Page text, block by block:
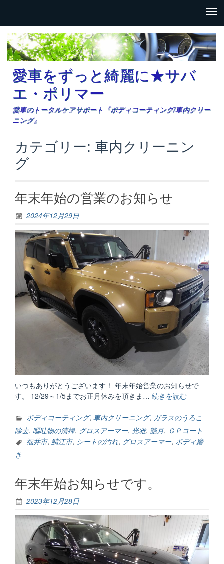
愛車をずっと綺麗に★サバ
エ・ポリマー
愛車のトータルケアサポート『ボディコーティング/車内クリー
ニング』
カテゴリー: 車内クリーニン
グ
年末年始の営業のお知らせ
2024年12月29日
いつもありがとうございます！ 年末年始営業のお知らせで
す。 12/29～1/5までお正月休みを頂きま… 続きを読む
年
始
の
営
ボディコーティング, 車内クリーニング, ガラスのうろこ
除去, 嘔吐物の清掃, グロスアーマー, 光雅, 艶月, ＧＰコート
福井市, 鯖江市, シートの汚れ, グロスアーマー, ボディ磨
き
年末年始お知らせです。
2023年12月28日